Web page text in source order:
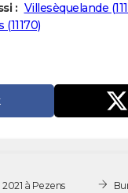
: Villesèquelande
(11170)
à Pezens